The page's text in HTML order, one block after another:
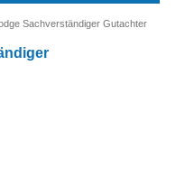
Sachverständiger Gutachter